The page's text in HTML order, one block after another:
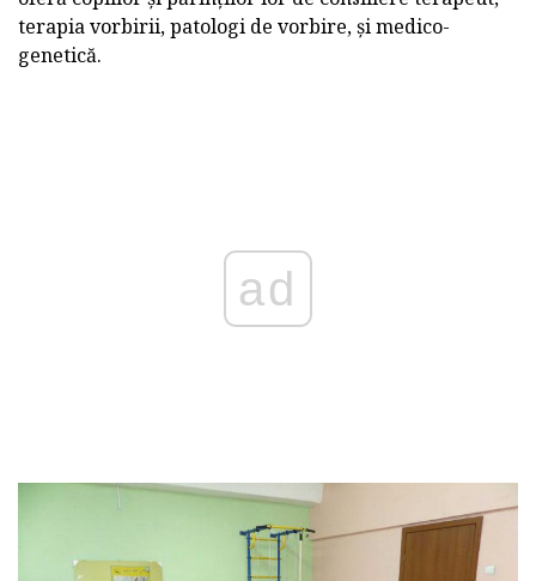
terapia vorbirii, patologi de vorbire, și medico-
genetică.
ad